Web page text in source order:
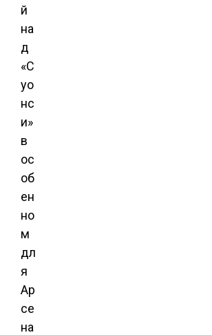
й
на
д
«С
уо
нс
и»
в
ос
об
ен
но
м
дл
я
Ар
се
на